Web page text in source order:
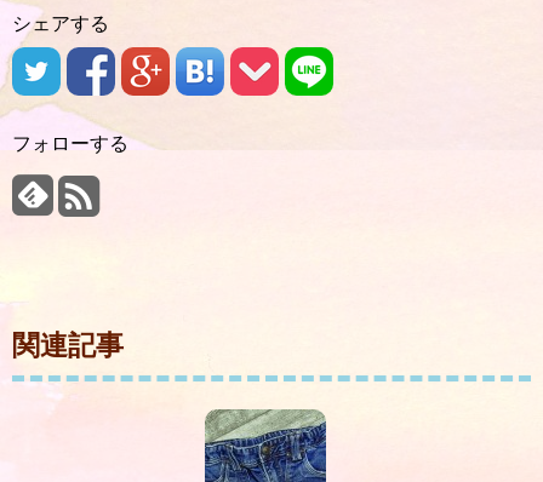
シェアする
フォローする
関連記事